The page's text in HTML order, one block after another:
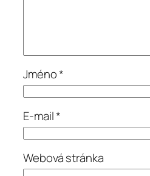
Jméno*
E-mail*
Webová stránka